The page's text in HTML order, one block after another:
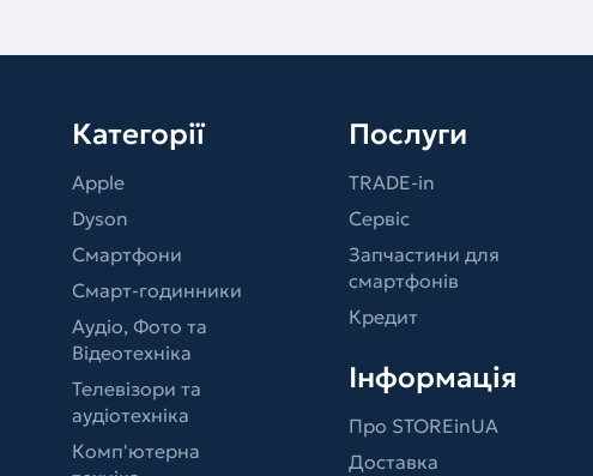
Категорії
Apple
Dyson
Смартфони
Смарт-годинники
Аудіо, Фото та
Відеотехніка
Телевізори та
аудіотехніка
Комп'ютерна
Послуги
TRADE-in
Сервіс
Запчастини для
смартфонів
Кредит
Інформація
Про STOREinUA
Доставка